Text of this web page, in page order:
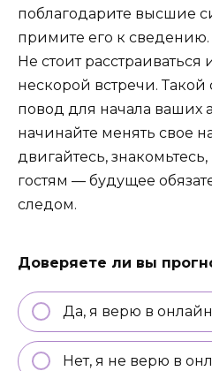
поблагодарите высшие
примите его к сведению.
Не стоит расстраиваться
нескорой встречи. Такой
повод для начала ваших
начинайте менять свое
двигайтесь,
гостям — будущее
следом.
Доверяете ли вы
Да, я верю в
Нет, я не верю в